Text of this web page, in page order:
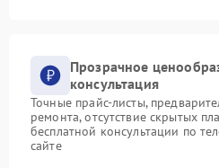
Прозрачное
консультация
Точные прайс-листы,
ремонта, отсутствие скрытых
бесплатной консультации по
сайте